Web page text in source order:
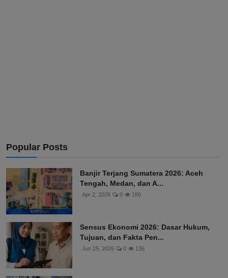
Popular Posts
Banjir Terjang Sumatera 2026: Aceh
Tengah, Medan, dan A...
Apr 2, 2026 0 186
Sensus Ekonomi 2026: Dasar Hukum,
Tujuan, dan Fakta Pen...
Jun 25, 2026 0 136